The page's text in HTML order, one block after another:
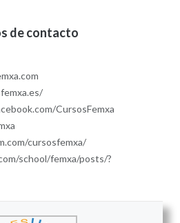
de contacto
CursosFemxa
cursosfemxa/
school/femxa/posts/?